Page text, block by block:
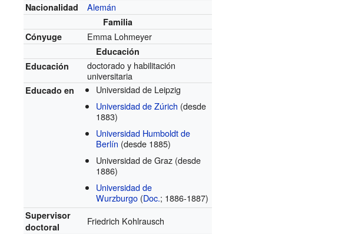
Nacionalidad Alemán
Familia
Cónyuge
Emma Lohmeyer
Educación
Educación
doctorado y habilitación
universitaria
Educado en
Universidad de Leipzig
Universidad de Zúrich (desde
1883)
Universidad Humboldt de
Berlín (desde 1885)
Universidad de Graz (desde
1886)
Universidad de
Wurzburgo (Doc.; 1886-1887)
Supervisor
doctoral
Friedrich Kohlrausch